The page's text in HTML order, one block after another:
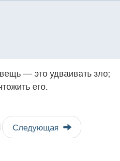
— это удваивать зло;
его.
Следующая